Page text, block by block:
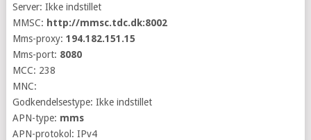
Server: Ikke indstillet
MMSC: http://mmsc.tdc.dk:8002
Mms-proxy: 194.182.151.15
Mms-port: 8080
MCC: 238
MNC:
Godkendelsestype: Ikke indstillet
APN-type: mms
APN-protokol: IPv4